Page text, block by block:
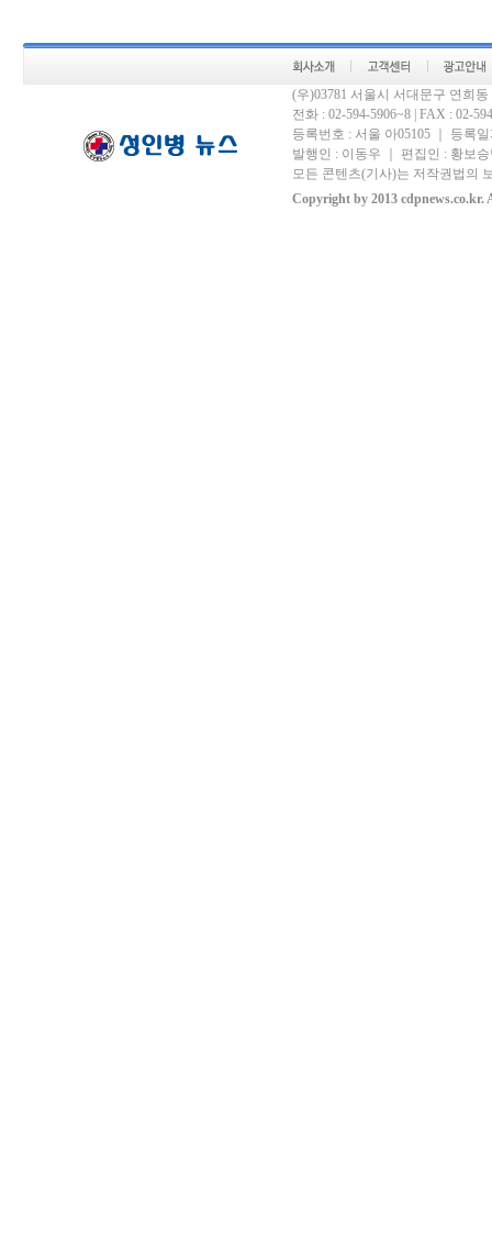
(우)03781 서울시 서대문구 연희
전화 : 02-594-5906~8 | FAX : 02-
등록번호 : 서울 아05105 ｜ 등록
발행인 : 이동우 ｜ 편집인 : 황보
모든 콘텐츠(기사)는 저작권법의
Copyright by 2013 cdpnews.co.kr.